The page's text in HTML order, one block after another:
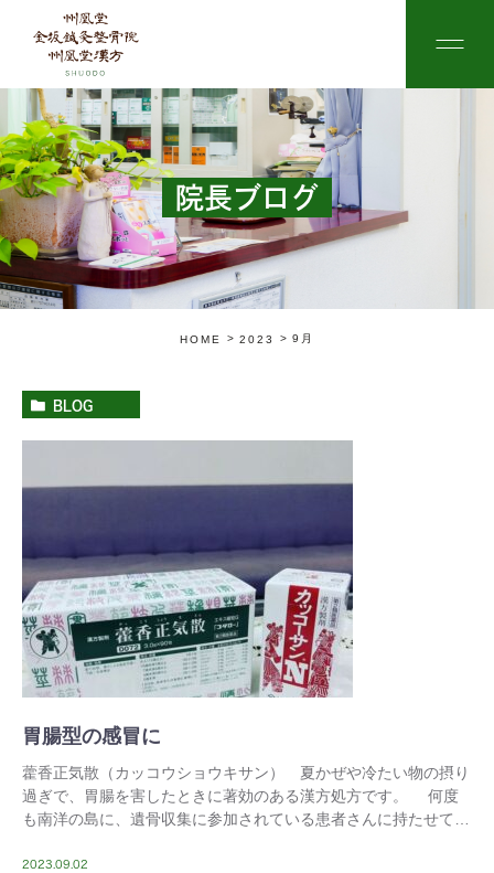
院長ブログ
HOME 2023 9月
BLOG
胃腸型の感冒に
藿香正気散（カッコウショウキサン） 夏かぜや冷たい物の摂り
過ぎで、胃腸を害したときに著効のある漢方処方です。 何度
も南洋の島に、遺骨収集に参加されている患者さんに持たせて、
2023.09.02